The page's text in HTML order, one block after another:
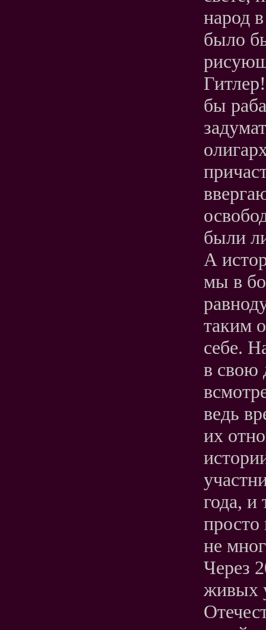
народ
было
бы
были
А
мы в
таким
себе.
в свою
ведь
их
года, и
не
Через
живых